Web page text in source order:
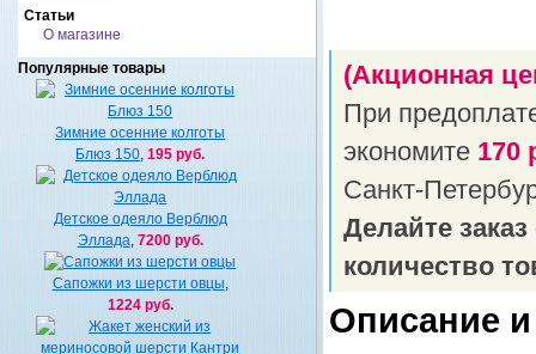
Статьи
О магазине
Популярные товары
Зимние осенние колготы
Блюз 150 ,195 руб.
Детское одеяло Верблюд
Эллада 7200 руб.
Сапожки из шерсти овцы
1224 руб.
(Акционная
При
экономите 170
Санкт-
Делайте
количество
Описание